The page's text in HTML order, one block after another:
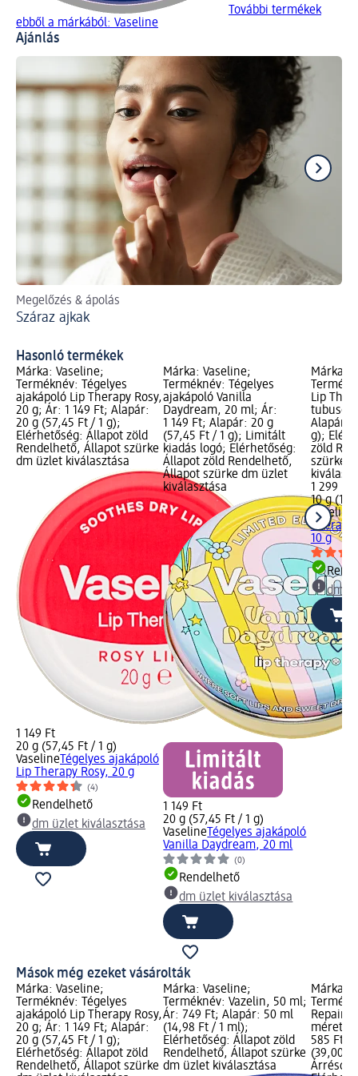
További termékek
ebből a márkából: Vaseline
Ajánlás
Megelőzés & ápolás
Száraz ajkak
Hasonló termékek
Márka: Vaseline;
Terméknév: Tégelyes
ajakápoló Lip Therapy Rosy,
20 g; Ár: 1 149 Ft; Alapár:
20 g (57,45 Ft / 1 g);
Elérhetőség: Állapot zöld
Rendelhető, Állapot szürke
dm üzlet kiválasztása
1 149 Ft
20 g (57,45 Ft / 1 g)
Vaseline Tégelyes ajakápoló
Lip Therapy Rosy, 20 g
(4)
Rendelhető
dm üzlet kiválasztása
Márka: Vaseline;
Terméknév: Tégelyes
ajakápoló Vanilla
Daydream, 20 ml; Ár:
1 149 Ft; Alapár: 20 g
(57,45 Ft / 1 g); Limitált
kiadás logó; Elérhetőség:
Állapot zöld Rendelhető,
Állapot szürke dm üzlet
kiválasztása
1 149 Ft
20 g (57,45 Ft / 1 g)
Vaseline Tégelyes ajakápoló
Vanilla Daydream, 20 ml
(0)
Rendelhető
dm üzlet kiválasztása
Márka:
Lip
tubusos,
Alapár:
g);
zöld
szürke
1 299 Ft
10 g
Vaseline
Therapy
10 g
dm
Mások még ezeket vásárolták
Márka: Vaseline;
Terméknév: Tégelyes
ajakápoló Lip Therapy Rosy,
20 g; Ár: 1 149 Ft; Alapár:
20 g (57,45 Ft / 1 g);
Elérhetőség: Állapot zöld
Rendelhető, Állapot szürke
Márka: Vaseline;
Terméknév: Vazelin, 50 ml;
Ár: 749 Ft; Alapár: 50 ml
(14,98 Ft / 1 ml);
Elérhetőség: Állapot zöld
Rendelhető, Állapot szürke
dm üzlet kiválasztása
Márka:
585 Ft;
(39,00